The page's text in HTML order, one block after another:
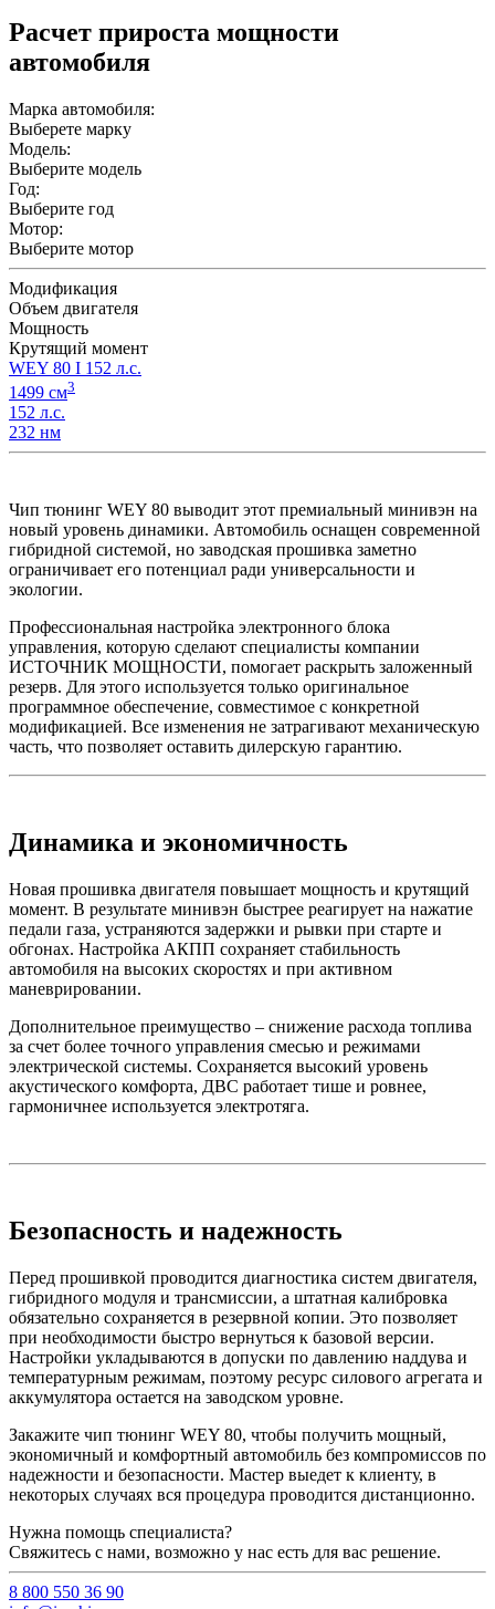
Расчет прироста мощности
автомобиля
Марка автомобиля:
Выберете марку
Модель:
Выберите модель
Год:
Выберите год
Мотор:
Выберите мотор
Модификация
Объем двигателя
Мощность
Крутящий момент
WEY 80 I 152 л.с.
1499 см3
152 л.с.
232 нм
Чип тюнинг WEY 80 выводит этот премиальный минивэн на
новый уровень динамики. Автомобиль оснащен современной
гибридной системой, но заводская прошивка заметно
ограничивает его потенциал ради универсальности и
экологии.
Профессиональная настройка электронного блока
управления, которую сделают специалисты компании
ИСТОЧНИК МОЩНОСТИ, помогает раскрыть заложенный
резерв. Для этого используется только оригинальное
программное обеспечение, совместимое с конкретной
модификацией. Все изменения не затрагивают механическую
часть, что позволяет оставить дилерскую гарантию.
Динамика и экономичность
Новая прошивка двигателя повышает мощность и крутящий
момент. В результате минивэн быстрее реагирует на нажатие
педали газа, устраняются задержки и рывки при старте и
обгонах. Настройка АКПП сохраняет стабильность
автомобиля на высоких скоростях и при активном
маневрировании.
Дополнительное преимущество – снижение расхода топлива
за счет более точного управления смесью и режимами
электрической системы. Сохраняется высокий уровень
акустического комфорта, ДВС работает тише и ровнее,
гармоничнее используется электротяга.
Безопасность и надежность
Перед прошивкой проводится диагностика систем двигателя,
гибридного модуля и трансмиссии, а штатная калибровка
обязательно сохраняется в резервной копии. Это позволяет
при необходимости быстро вернуться к базовой версии.
Настройки укладываются в допуски по давлению наддува и
температурным режимам, поэтому ресурс силового агрегата и
аккумулятора остается на заводском уровне.
Закажите чип тюнинг WEY 80, чтобы получить мощный,
экономичный и комфортный автомобиль без компромиссов по
надежности и безопасности. Мастер выедет к клиенту, в
некоторых случаях вся процедура проводится дистанционно.
Нужна помощь специалиста?
Свяжитесь с нами, возможно у нас есть для вас решение.
8 800 550 36 90